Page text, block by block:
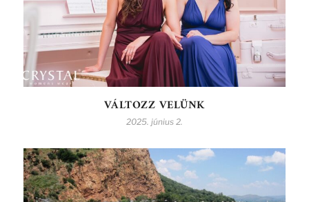
VÁLTOZZ VELÜNK
2025. június 2.